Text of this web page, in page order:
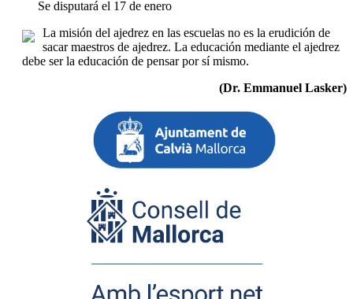
Se disputará el 17 de enero
La misión del ajedrez en las escuelas no es la erudición de
sacar maestros de ajedrez. La educación mediante el ajedrez
debe ser la educación de pensar por sí mismo.
(Dr. Emmanuel Lasker)